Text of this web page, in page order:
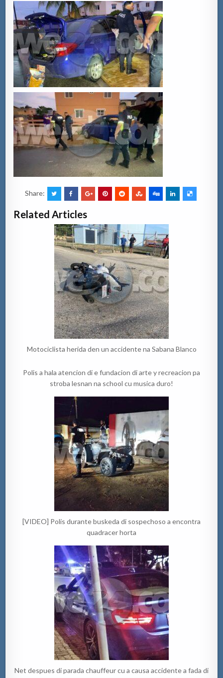
Share:
Related Articles
Motociclista herida den un accidente na Sabana Blanco
Polis a hala atencion di e fundacion di arte y recreacion pa
stroba lesnan na school cu musica duro!
[VIDEO] Polis durante buskeda di sospechoso a encontra
quadracer horta
Net despues di parada chauffeur cu a causa accidente a fada di